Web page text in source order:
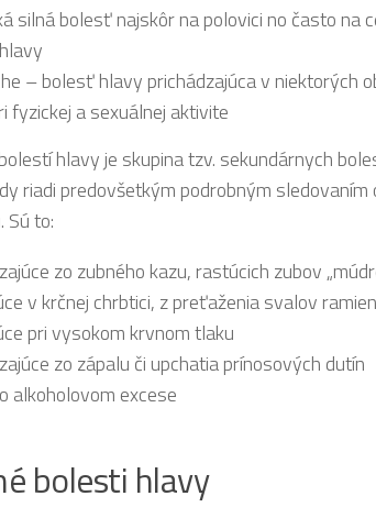
silná bolesť najskôr na polovici no často
– bolesť hlavy prichádzajúca v niektorých
fyzickej a sexuálnej aktivite
hlavy je skupina tzv. sekundárnych
riadi predovšetkým podrobným
Sú to:
zo zubného kazu, rastúcich zubov
v krčnej chrbtici, z preťaženia svalov
pri vysokom krvnom tlaku
zo zápalu či upchatia prínosových dutín
alkoholovom excese
bolesti hlavy